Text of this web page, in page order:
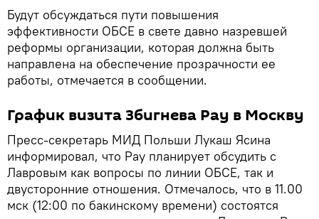
Будут обсуждаться пути повышения
эффективности ОБСЕ в свете давно назревшей
реформы организации, которая должна быть
направлена на обеспечение прозрачности ее
работы, отмечается в сообщении.
График визита Збигнева Рау в Москву
Пресс-секретарь МИД Польши Лукаш Ясина
информировал, что Рау планирует обсудить с
Лавровым как вопросы по линии ОБСЕ, так и
двусторонние отношения. Отмечалось, что в 11.00
мск (12:00 по бакинскому времени) состоятся